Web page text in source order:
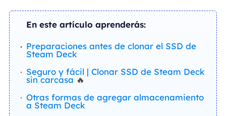
En este artículo aprenderás:
Preparaciones antes de clonar el SSD de
Steam Deck
Seguro y fácil | Clonar SSD de Steam Deck
sin carcasa 🔥
Otras formas de agregar almacenamiento
a Steam Deck